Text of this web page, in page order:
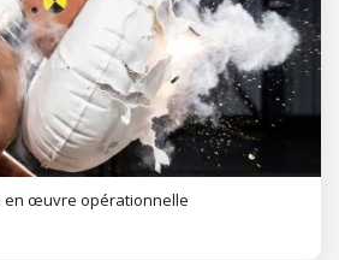
en œuvre opérationnelle